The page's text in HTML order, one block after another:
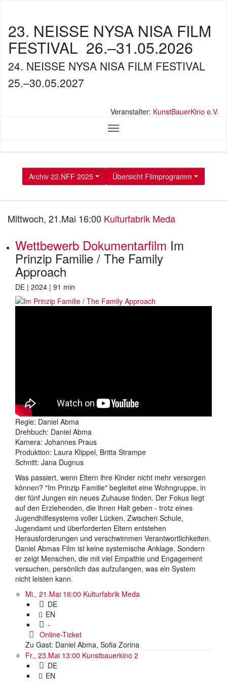
23. NEISSE NYSA NISA FILM
FESTIVAL 26.–31.05.2026
24. NEISSE NYSA NISA FILM FESTIVAL
25.–30.05.2027
Veranstalter: KunstBauerKino e.V.
Archiv 22.NFF 2025 Übersicht Filmprogramm
Mittwoch, 21.Mai 16:00 Kulturfabrik Meda
Wettbewerb Dokumentarfilm Im
Prinzip Familie / The Family
Approach
DE | 2024 | 91 min
Regie: Daniel Abma
Drehbuch: Daniel Abma
Kamera: Johannes Praus
Produktion: Laura Klippel, Britta Strampe
Schnitt: Jana Dugnus
Was passiert, wenn Eltern ihre Kinder nicht mehr versorgen
können? "Im Prinzip Familie" begleitet eine Wohngruppe, in
der fünf Jungen ein neues Zuhause finden. Der Fokus liegt
auf den Erziehenden, die ihnen Halt geben - trotz eines
Jugendhilfesystems voller Lücken. Zwischen Schule,
Jugendamt und überforderten Eltern entstehen
Herausforderungen und verschwimmen Verantwortlichkeiten.
Daniel Abmas Film ist keine systemische Anklage. Sondern
er zeigt Menschen, die mit viel Empathie und Engagement
versuchen, persönlich das aufzufangen, was ein System
nicht leisten kann.
Mi., 21.Mai 16:00 Kulturfabrik Meda
DE
EN
-
Online-Ticket
Zu Gast: Daniel Abma, Sofia Zorina
Fr., 23.Mai 13:00 Kunstbauerkino 2
DE
EN